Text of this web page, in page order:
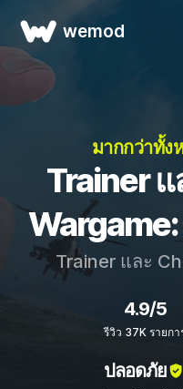
wemod
มากกว่าทั้ง
Trainer
Trainer และ
4.9/5
รีวิว 37K รายกา
ปลอดภัย